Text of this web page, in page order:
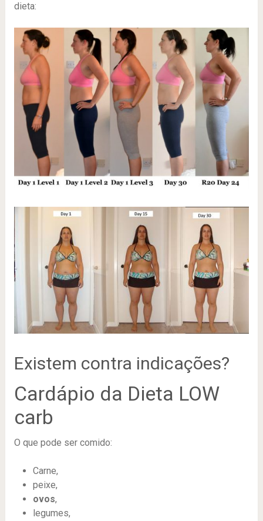
dieta:
Existem contra indicações?
Cardápio da Dieta LOW
carb
O que pode ser comido:
Carne,
peixe,
ovos,
legumes,